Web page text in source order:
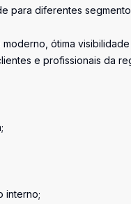
para diferentes
ótima
e profissionais da
interno;